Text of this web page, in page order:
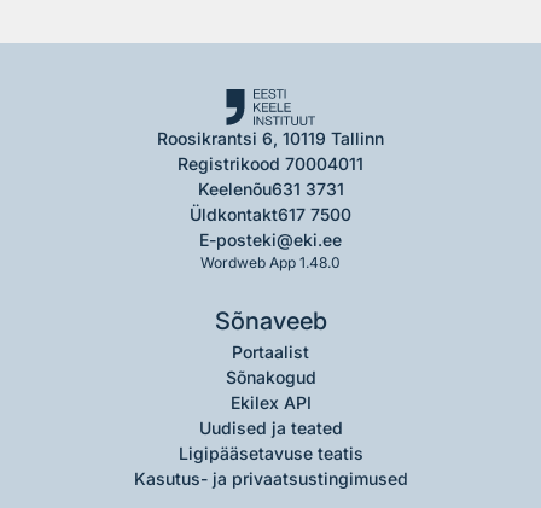
Roosikrantsi 6, 10119 Tallinn
Registrikood 70004011
Keelenõu631 3731
Üldkontakt617 7500
E-posteki@eki.ee
Wordweb App 1.48.0
Sõnaveeb
Portaalist
Sõnakogud
Ekilex API
Uudised ja teated
Ligipääsetavuse teatis
Kasutus- ja privaatsustingimused